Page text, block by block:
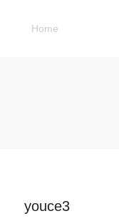
Home
youce3